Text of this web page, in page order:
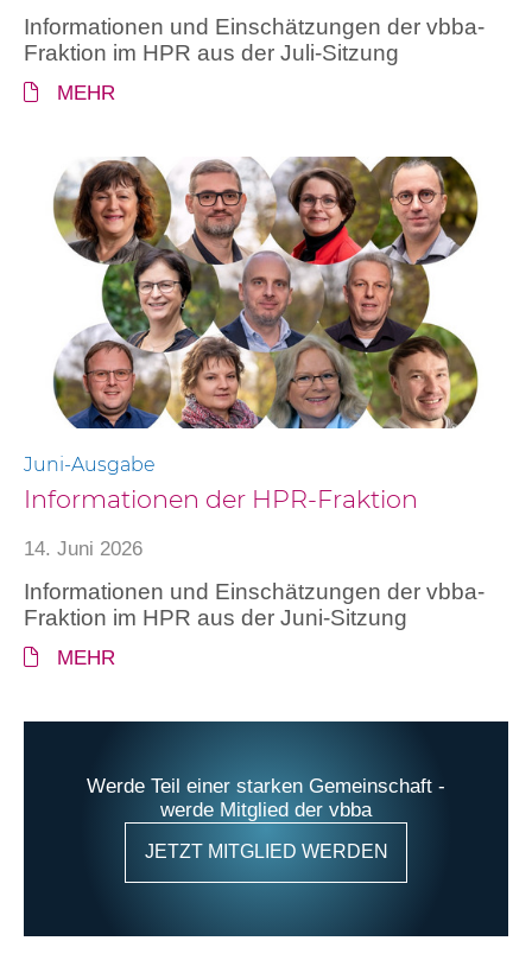
Informationen und Einschätzungen der vbba-
Fraktion im HPR aus der Juli-Sitzung
MEHR
Juni-Ausgabe
Informationen der HPR-Fraktion
14. Juni 2026
Informationen und Einschätzungen der vbba-
Fraktion im HPR aus der Juni-Sitzung
MEHR
Werde Teil einer starken Gemeinschaft -
werde Mitglied der vbba
JETZT MITGLIED WERDEN